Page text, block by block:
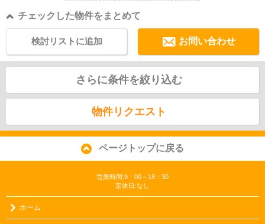
チェックした物件をまとめて
お問い合わせ
検討リストに追加
さらに条件を絞り込む
物件リクエスト
ページトップに戻る
営業時間:9：00～18：30
定休日:なし
ホーム